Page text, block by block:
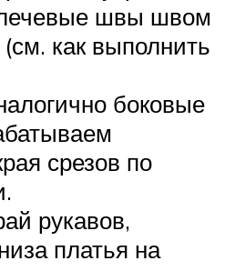
швы швом
как выполнить
боковые
срезов по
рукавов,
платья на